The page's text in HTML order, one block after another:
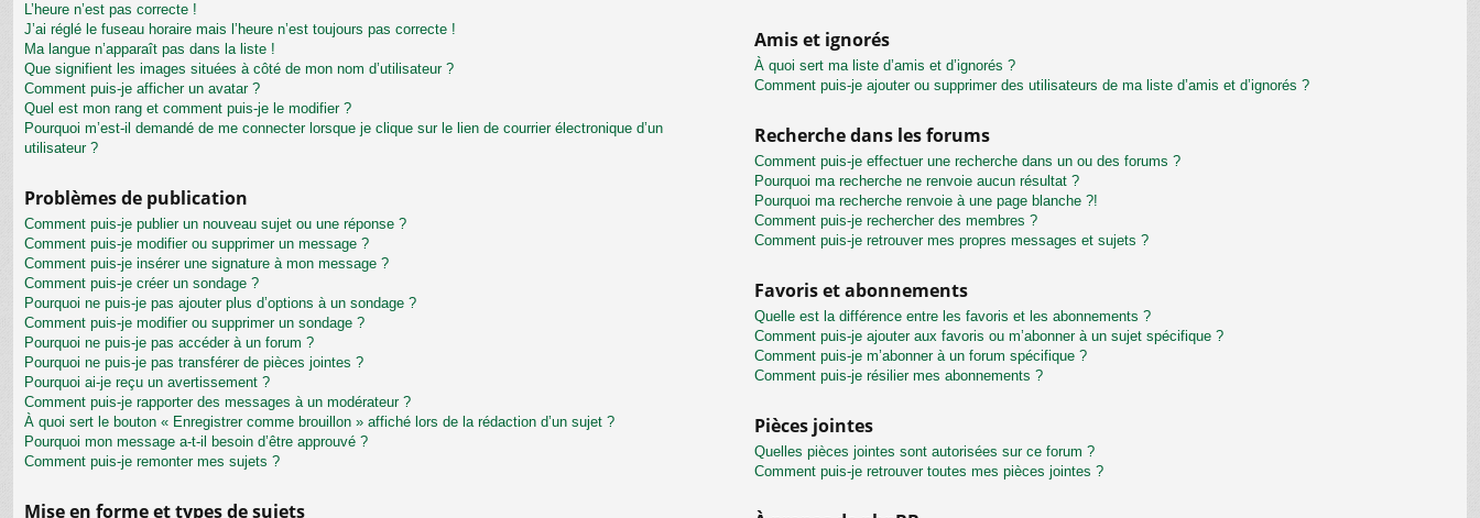
L’heure n’est pas correcte !
J’ai réglé le fuseau horaire mais l’heure n’est toujours pas correcte !
Ma langue n’apparaît pas dans la liste !
Que signifient les images situées à côté de mon nom d’utilisateur ?
Comment puis-je afficher un avatar ?
Quel est mon rang et comment puis-je le modifier ?
Pourquoi m’est-il demandé de me connecter lorsque je clique sur le lien de courrier électronique d’un
utilisateur ?
Problèmes de publication
Comment puis-je publier un nouveau sujet ou une réponse ?
Comment puis-je modifier ou supprimer un message ?
Comment puis-je insérer une signature à mon message ?
Comment puis-je créer un sondage ?
Pourquoi ne puis-je pas ajouter plus d’options à un sondage ?
Comment puis-je modifier ou supprimer un sondage ?
Pourquoi ne puis-je pas accéder à un forum ?
Pourquoi ne puis-je pas transférer de pièces jointes ?
Pourquoi ai-je reçu un avertissement ?
Comment puis-je rapporter des messages à un modérateur ?
À quoi sert le bouton « Enregistrer comme brouillon » affiché lors de la rédaction d’un sujet ?
Pourquoi mon message a-t-il besoin d’être approuvé ?
Comment puis-je remonter mes sujets ?
Mise en forme et types de sujets
Amis et ignorés
À quoi sert ma liste d’amis et d’ignorés ?
Comment puis-je ajouter ou supprimer des utilisateurs de ma liste d’amis et d’ignorés ?
Recherche dans les forums
Comment puis-je effectuer une recherche dans un ou des forums ?
Pourquoi ma recherche ne renvoie aucun résultat ?
Pourquoi ma recherche renvoie à une page blanche ?!
Comment puis-je rechercher des membres ?
Comment puis-je retrouver mes propres messages et sujets ?
Favoris et abonnements
Quelle est la différence entre les favoris et les abonnements ?
Comment puis-je ajouter aux favoris ou m’abonner à un sujet spécifique ?
Comment puis-je m’abonner à un forum spécifique ?
Comment puis-je résilier mes abonnements ?
Pièces jointes
Quelles pièces jointes sont autorisées sur ce forum ?
Comment puis-je retrouver toutes mes pièces jointes ?